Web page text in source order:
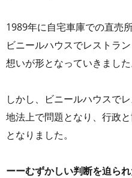
1989年に自宅車庫での直売
ビニールハウスでレストラ
想いが形となっていきました
しかし、ビニールハウスで
地法上で問題となり、行政
となりました。
ーーむずかしい判断を迫られ